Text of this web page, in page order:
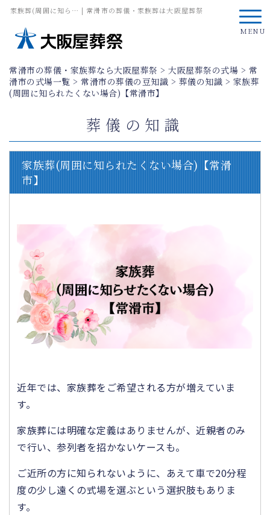
家族葬(周囲に知ら… | 常滑市の葬儀・家族葬は大阪屋葬祭
MENU
常滑市の葬儀・家族葬なら大阪屋葬祭 > 大阪屋葬祭の式場 > 常
滑市の式場一覧 > 常滑市の葬儀の豆知識 > 葬儀の知識 > 家族葬
(周囲に知られたくない場合)【常滑市】
葬儀の知識
家族葬(周囲に知られたくない場合)【常滑
市】
近年では、家族葬をご希望される方が増えていま
す。
家族葬には明確な定義はありませんが、近親者のみ
で行い、参列者を招かないケースも。
ご近所の方に知られないように、あえて車で20分程
度の少し遠くの式場を選ぶという選択肢もありま
す。